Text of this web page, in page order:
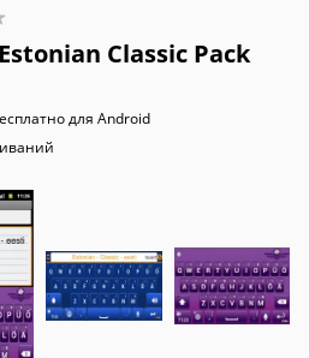
Classic Pack
для Android